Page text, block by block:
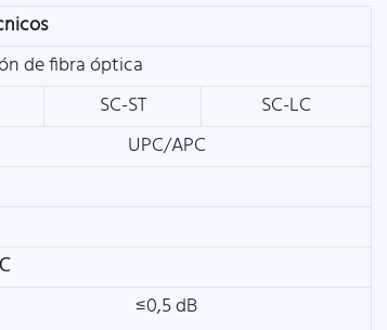
de fibra óptica
SC-ST
SC-LC
UPC/APC
≤0,5 dB